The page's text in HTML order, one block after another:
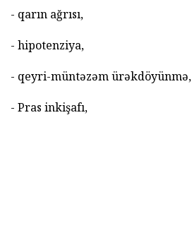
- qarın ağrısı,
- hipotenziya,
- qeyri-müntəzəm ürəkdöyünmə,
- Pras inkişafı,